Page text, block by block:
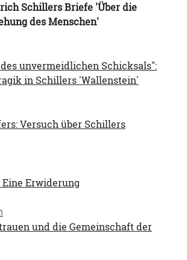
Schillers Briefe 'Über die
des Menschen'
unvermeidlichen Schicksals":
in Schillers 'Wallenstein'
Versuch über Schillers
Erwiderung
und die Gemeinschaft der